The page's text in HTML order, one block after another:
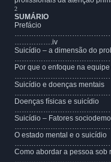
2
SUMÁRIO
Prefácio
…………….iv
Suicídio – a dimensão do
Por que o enfoque na
Suicídio e doenças mentais
Doenças físicas e suicídio
Suicídio – Fatores
O estado mental e o suicídio
Como abordar a pessoa sob